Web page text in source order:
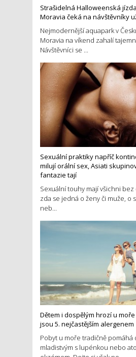
Strašidelná Halloweenská
Moravia čeká na návštěvníky
Nejmodernější aquapark v
Moravia na víkend zahalí
Návštěvníci se ...
Sexuální praktiky napříč
milují orální sex, Asiati
fantazie tají
Sexuální touhy mají všichni
zda se jedná o ženy či muže, o
neb...
Dětem i dospělým hrozí u
jsou 5. nejčastějším alergenem
Pobyt u moře tradičně pomáhá
mladistvým s lupénkou nebo